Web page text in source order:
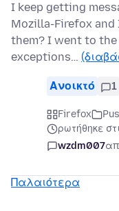
I keep getting
Mozilla-Firefox
them? I went to
exceptions…
Ανοικτό 1
Firefox
ρωτήθηκε
wzdm007
Παλαιότερα